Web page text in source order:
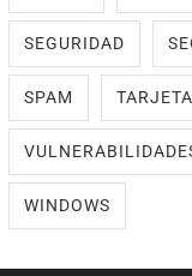
SEGURIDAD
SPAM
WINDOWS